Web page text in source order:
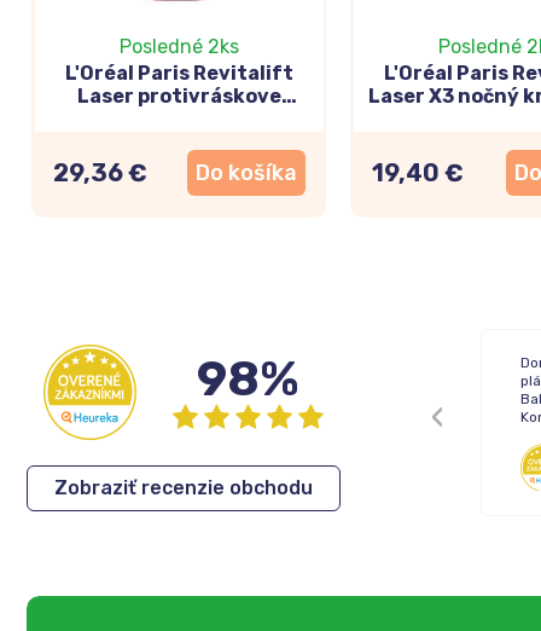
Posledné 2ks
L'Oréal Paris Revitalift
Laser protivráskove
29,36 € Do košíka
Posledné
L'Oréal Paris
Laser X3 nočný
19,40 €
98%
Zobraziť recenzie obchodu
Žiadne !